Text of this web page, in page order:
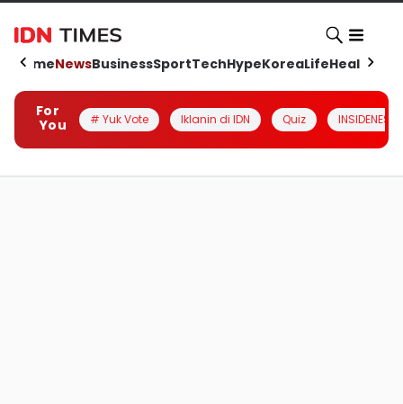
HomeNewsBusinessSportTechHypeKoreaLifeHealth
For
You
# Yuk Vote Iklanin di IDN Quiz INSIDENESIA